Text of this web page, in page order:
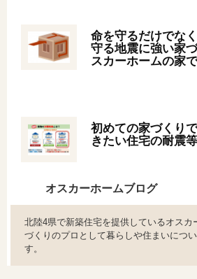
命を守るだけでな
守る地震に強い家
スカーホームの家で
初めての家づくり
きたい住宅の耐震
オスカーホームブログ
北陸4県で新築住宅を提供しているオスカ
づくりのプロとして暮らしや住まいにつ
す。